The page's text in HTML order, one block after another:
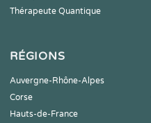
Thérapeute Quantique
RÉGIONS
Auvergne-Rhône-Alpes
Corse
Hauts-de-France